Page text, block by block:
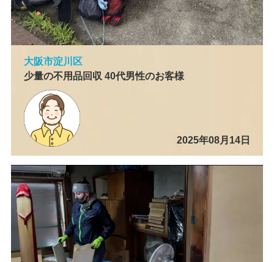
大阪市淀川区
少量の不用品回収 40代男性のお客様
2025年08月14日